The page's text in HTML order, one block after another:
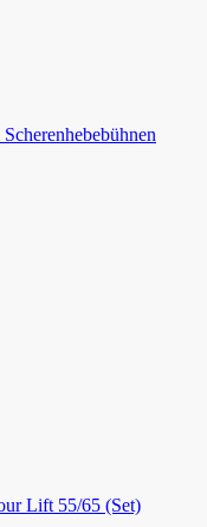
Lift 55/65 (Set)